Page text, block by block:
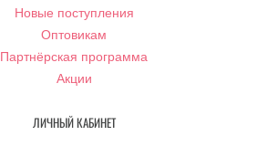
Новые поступления
Оптовикам
Партнёрская программа
Акции
ЛИЧНЫЙ КАБИНЕТ